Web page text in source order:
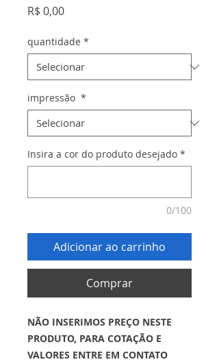
R$ 0,00Preço
quantidade *
impressão *
Insira a cor do produto desejado *
0/100
Adicionar ao carrinho
Comprar
NÃO INSERIMOS PREÇO NESTE
PRODUTO, PARA COTAÇÃO E
VALORES ENTRE EM CONTATO